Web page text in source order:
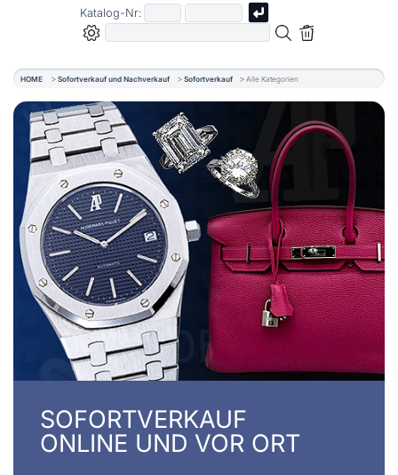
Katalog-Nr:
HOME Sofortverkauf und Nachverkauf Sofortverkauf Alle Kategorien
SOFORTVERKAUF
ONLINE UND VOR ORT